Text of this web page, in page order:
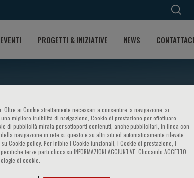
PROGETTI & INIZIATIVE NEWS CONTATTACI
ai Cookie strettamente necessari a consentire la navigazione, si
migliore fruibilità di navigazione, Cookie di prestazione per effettuare
di pubblicità mirata per sottoporti contenuti, anche pubblicitari, in linea con
navigazione in rete su questo e su altri siti ed automaticamente rilevate
Cookie policy. Per inibire i Cookie funzionali, i Cookie di prestazione, i
terze parti clicca su INFORMAZIONI AGGIUNTIVE. Cliccando ACCETTO
di cookie.